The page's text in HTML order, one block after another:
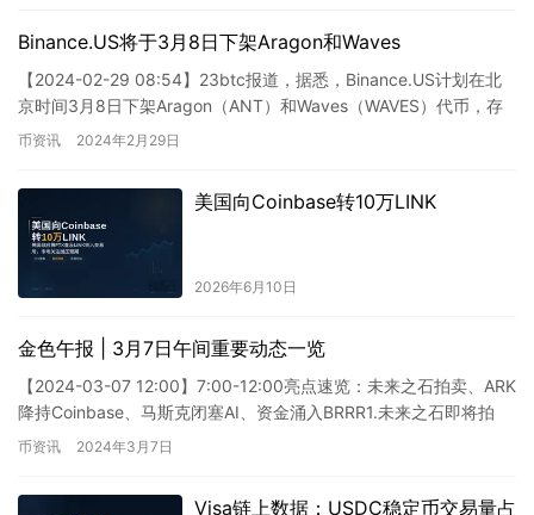
Binance.US将于3月8日下架Aragon和Waves
【2024-02-29 08:54】23btc报道，据悉，Binance.US计划在北
京时间3月8日下架Aragon（ANT）和Waves（WAVES）代币，存
款通道将在3月7日1…
币资讯 2024年2月29日
美国向Coinbase转10万LINK
2026年6月10日
金色午报 | 3月7日午间重要动态一览
【2024-03-07 12:00】7:00-12:00亮点速览：未来之石拍卖、ARK
降持Coinbase、马斯克闭塞AI、资金涌入BRRR1.未来之石即将拍
卖；2.ARK Inv…
币资讯 2024年3月7日
Visa链上数据：USDC稳定币交易量占